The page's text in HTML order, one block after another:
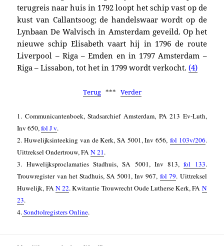
terugreis naar huis in 1792 loopt het schip vast op de
kust van Callantsoog; de handelswaar wordt op de
Lynbaan De Walvisch in Amsterdam geveild. Op het
nieuwe schip Elisabeth vaart hij in 1796 de route
Liverpool – Riga – Emden en in 1797 Amsterdam –
Riga – Lissabon, tot het in 1799 wordt verkocht.(4)
Terug*** Verder
1. Communicantenboek,Stadsarchief Amsterdam, PA 213 Ev-Luth,
Inv 650,fol J v.
2. Huwelijksinteeking van de Kerk, SA 5001,Inv 656, fol 103v/206.
Uittreksel Ondertrouw, FAN 21.
3. Huwelijksproclamaties Stadhuis, SA 5001, Inv 813,fol 133.
Trouwregister van het Stadhuis, SA 5001, Inv 967, fol 79. Uittreksel
Huwelijk, FAN 22. Kwitantie Trouwrecht Oude Lutherse Kerk, FA N
23.
4.Sondtolregisters Online.